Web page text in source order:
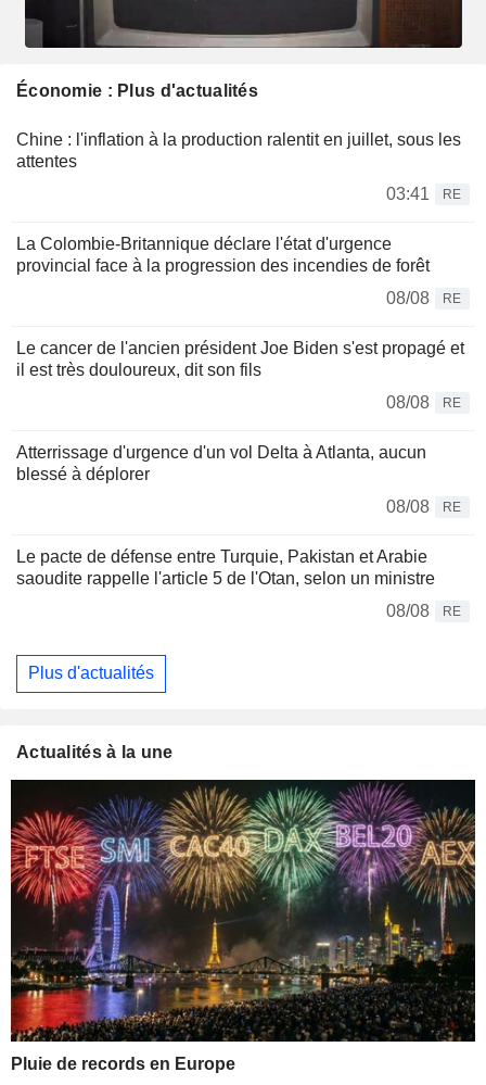
Économie : Plus d'actualités
Chine : l'inflation à la production ralentit en juillet, sous les
attentes
03:41
RE
La Colombie-Britannique déclare l'état d'urgence
provincial face à la progression des incendies de forêt
08/08
RE
Le cancer de l'ancien président Joe Biden s'est propagé et
il est très douloureux, dit son fils
08/08
RE
Atterrissage d'urgence d'un vol Delta à Atlanta, aucun
blessé à déplorer
08/08
RE
Le pacte de défense entre Turquie, Pakistan et Arabie
saoudite rappelle l'article 5 de l'Otan, selon un ministre
08/08
RE
Plus d'actualités
Actualités à la une
Pluie de records en Europe